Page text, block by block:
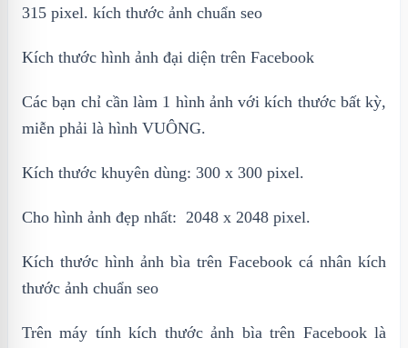
315 pixel. kích thước ảnh chuẩn seo
Kích thước hình ảnh đại diện trên Facebook
Các bạn chỉ cần làm 1 hình ảnh với kích thước bất kỳ,
miễn phải là hình VUÔNG.
Kích thước khuyên dùng: 300 x 300 pixel.
Cho hình ảnh đẹp nhất: 2048 x 2048 pixel.
Kích thước hình ảnh bìa trên Facebook cá nhân kích
thước ảnh chuẩn seo
Trên máy tính kích thước ảnh bìa trên Facebook là